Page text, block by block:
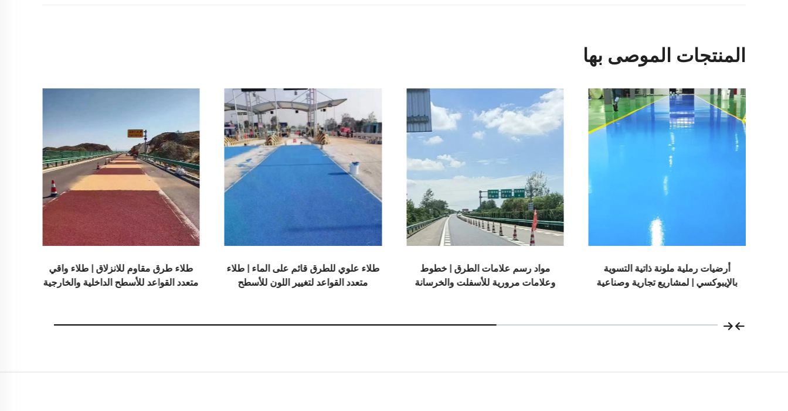
المنتجات الموصى بها
ملونة ذاتية التسوية
تجارية وصناعية
مواد رسم علامات الطرق | خطوط
وعلامات مرورية للأسفلت والخرسانة
طلاء علوي للطرق قائم على الماء | طلاء
متعدد القواعد لتغيير اللون للأسطح
طلاء طرق مقاوم للانزلاق | طلاء واقي
متعدد القواعد للأسطح الداخلية والخارجية
الأفلام التبريدية الإشعاعية
والمعدات الكهربائية،
الخارجية، والتطبيقات الناشئة